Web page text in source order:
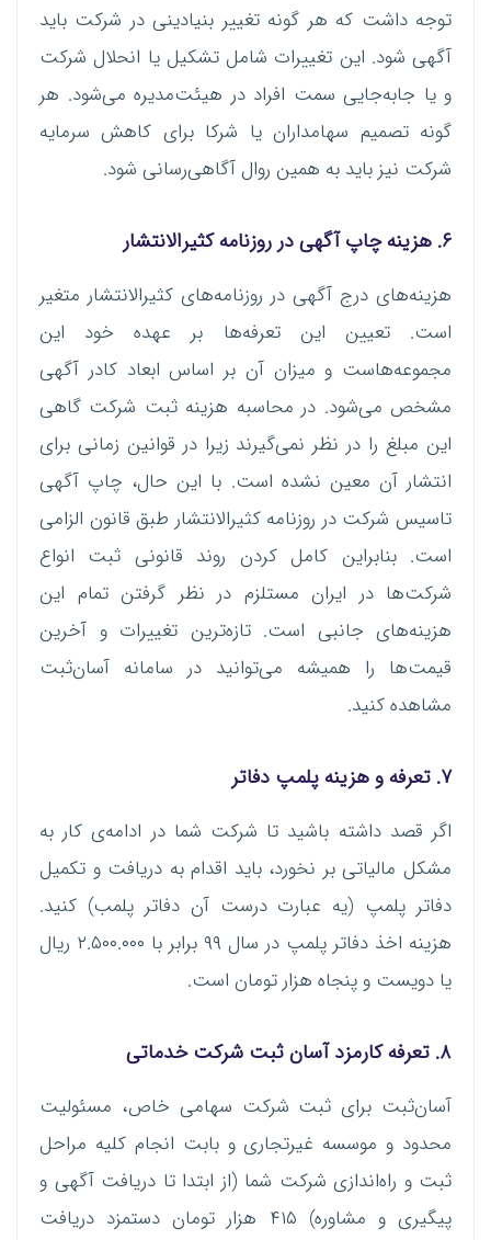
توجه داشت که هر گونه تغییر بنیادینی در شرکت باید
آگهی شود. این تغییرات شامل تشکیل یا انحلال شرکت
و یا جابه‌جایی سمت افراد در هیئت‌مدیره می‌شود. هر
گونه تصمیم سهامداران یا شرکا برای کاهش سرمایه
شرکت نیز باید به همین روال آگاهی‌رسانی شود.
۶. هزینه چاپ آگهی در روزنامه کثیرالانتشار
هزینه‌های درج آگهی در روزنامه‌های کثیرالانتشار متغیر
است. تعیین این تعرفه‌ها بر عهده خود این
مجموعه‌هاست و میزان آن بر اساس ابعاد کادر آگهی
مشخص می‌شود. در محاسبه هزینه ثبت شرکت گاهی
این مبلغ را در نظر نمی‌گیرند زیرا در قوانین زمانی برای
انتشار آن معین نشده است. با این حال، چاپ آگهی
تاسیس شرکت در روزنامه کثیرالانتشار طبق قانون الزامی
است. بنابراین کامل کردن روند قانونی ثبت انواع
شرکت‌ها در ایران مستلزم در نظر گرفتن تمام این
هزینه‌های جانبی است. تازه‌ترین تغییرات و آخرین
قیمت‌ها را همیشه می‌توانید در سامانه آسان‌ثبت
مشاهده کنید.
۷. تعرفه و هزینه پلمپ دفاتر
اگر قصد داشته باشید تا شرکت شما در ادامه‌ی کار به
مشکل مالیاتی بر نخورد، باید اقدام به دریافت و تکمیل
دفاتر پلمپ (یه عبارت درست آن دفاتر پلمب) کنید.
هزینه اخذ دفاتر پلمپ در سال ۹۹ برابر با ۲.۵۰۰.۰۰۰ ریال
یا دویست و پنجاه هزار تومان است.
۸. تعرفه کارمزد آسان ثبت‌ شرکت خدماتی
آسان‌ثبت برای ثبت شرکت سهامی خاص، مسئولیت
محدود و موسسه غیرتجاری و بابت انجام کلیه مراحل
ثبت و راه‌اندازی شرکت شما (از ابتدا تا دریافت آگهی و
پیگیری و مشاوره) ۴۱۵ هزار تومان دستمزد دریافت